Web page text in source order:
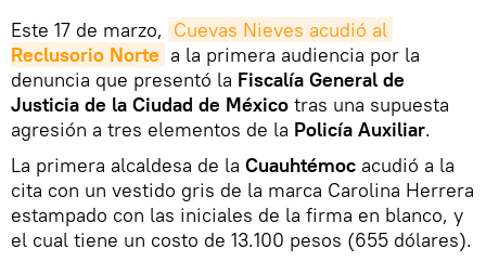
Este 17 de marzo,
Reclusorio Norte a la primera audiencia por la
denuncia que presentó la Fiscalía General de
Justicia de la Ciudad de México tras una supuesta
agresión a tres elementos de la Policía Auxiliar.
La primera alcaldesa de la Cuauhtémoc acudió a la
cita con un vestido gris de la marca Carolina Herrera
estampado con las iniciales de la firma en blanco, y
el cual tiene un costo de 13.100 pesos (655 dólares).